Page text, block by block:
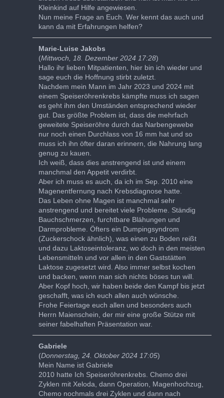
Kleinkind auf Hilfe angewiesen.
Nun meine Frage an Euch. Wer kennt das auch und
kann da mit Erfahrungen helfen?
Marie-Luise Jakobs
(Mittwoch, 18. Dezember 2024 17:28)
Hallo ihr lieben Mitpatienten, hier bin ich wieder und
sage euch die Hoffnung stirbt zuletzt.
Nachdem mein Mann im Jahr 2023 und 2024 mit
einem Speiseröhrenkrebs kämpfte muss ich sagen
es geht ihm den Umständen entsprechend wieder
gut. Das größte Problem ist, dass die mehrfach
geweitete Speiseröhre durch das Narbengewebe
nur noch einen Durchlass von 16 mm hat und so
muss ich ihn öfter daran erinnern, die Nahrung lang
genug zu kauen.
Ich weiß, dass dies anstrengend ist und einem
manchmal den Appetit verdirbt.
Aber ich muss es auch, da ich im Sep. 2010 eine
Magenentfernung nach Krebsdiagnose hatte.
Das Leben ohne Magen ist manchmal sehr
anstrengend und bereitet viele Probleme. Ständig
Bauchschmerzen, furchtbare Blähungen und
Darmprobleme. Öfters ein Dumpingsyndrom
(Zuckerschock ähnlich), was einen zu Boden reißt
und dazu Laktoseintoleranz, wo doch in den meisten
Lebensmitteln und vor allen in den Gaststätten
Laktose zugesetzt wird. Also immer selbst kochen
und backen, wenn man sich nichts böses tun will.
Aber Kopf hoch, wir haben beide den Kampf bis jetzt
geschafft, was ich euch allen auch wünsche.
Frohe Feiertage euch allen und besonders auch
Herrn Maienschein, der mir eine große Stütze mit
seiner fabelhaften Präsentation war.
Gabriele
(Donnerstag, 24. Oktober 2024 17:05)
Mein Name ist Gabriele
2010 hatte Ich Speiseröhrenkrebs. Chemo drei
Zyklen mit Xeloda, dann Operation, Magenhochzug,
Chemo nochmals drei Zyklen und dann nach